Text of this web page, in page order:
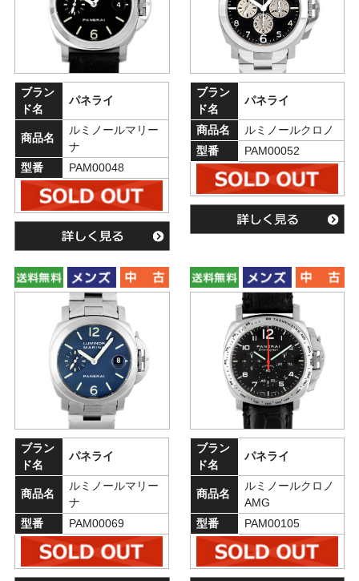
ブラン
ド名
パネライ
商品名
ルミノールマリー
ナ
型番
PAM00048
ブラン
ド名
パネライ
商品名
ルミノールクロノ
型番
PAM00052
ブラン
ド名
パネライ
商品名
ルミノールマリー
ナ
型番
PAM00069
ブラン
ド名
パネライ
商品名
ルミノールクロノ
AMG
型番
PAM00105